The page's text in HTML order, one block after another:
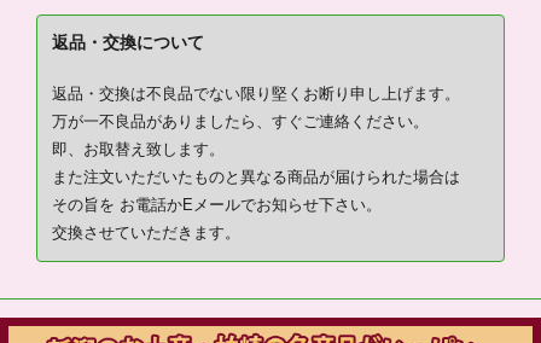
返品・交換について
返品・交換は不良品でない限り堅くお断り申し上げます。
万が一不良品がありましたら、すぐご連絡ください。
即、お取替え致します。
また注文いただいたものと異なる商品が届けられた場合は
その旨を お電話かEメールでお知らせ下さい。
交換させていただきます。